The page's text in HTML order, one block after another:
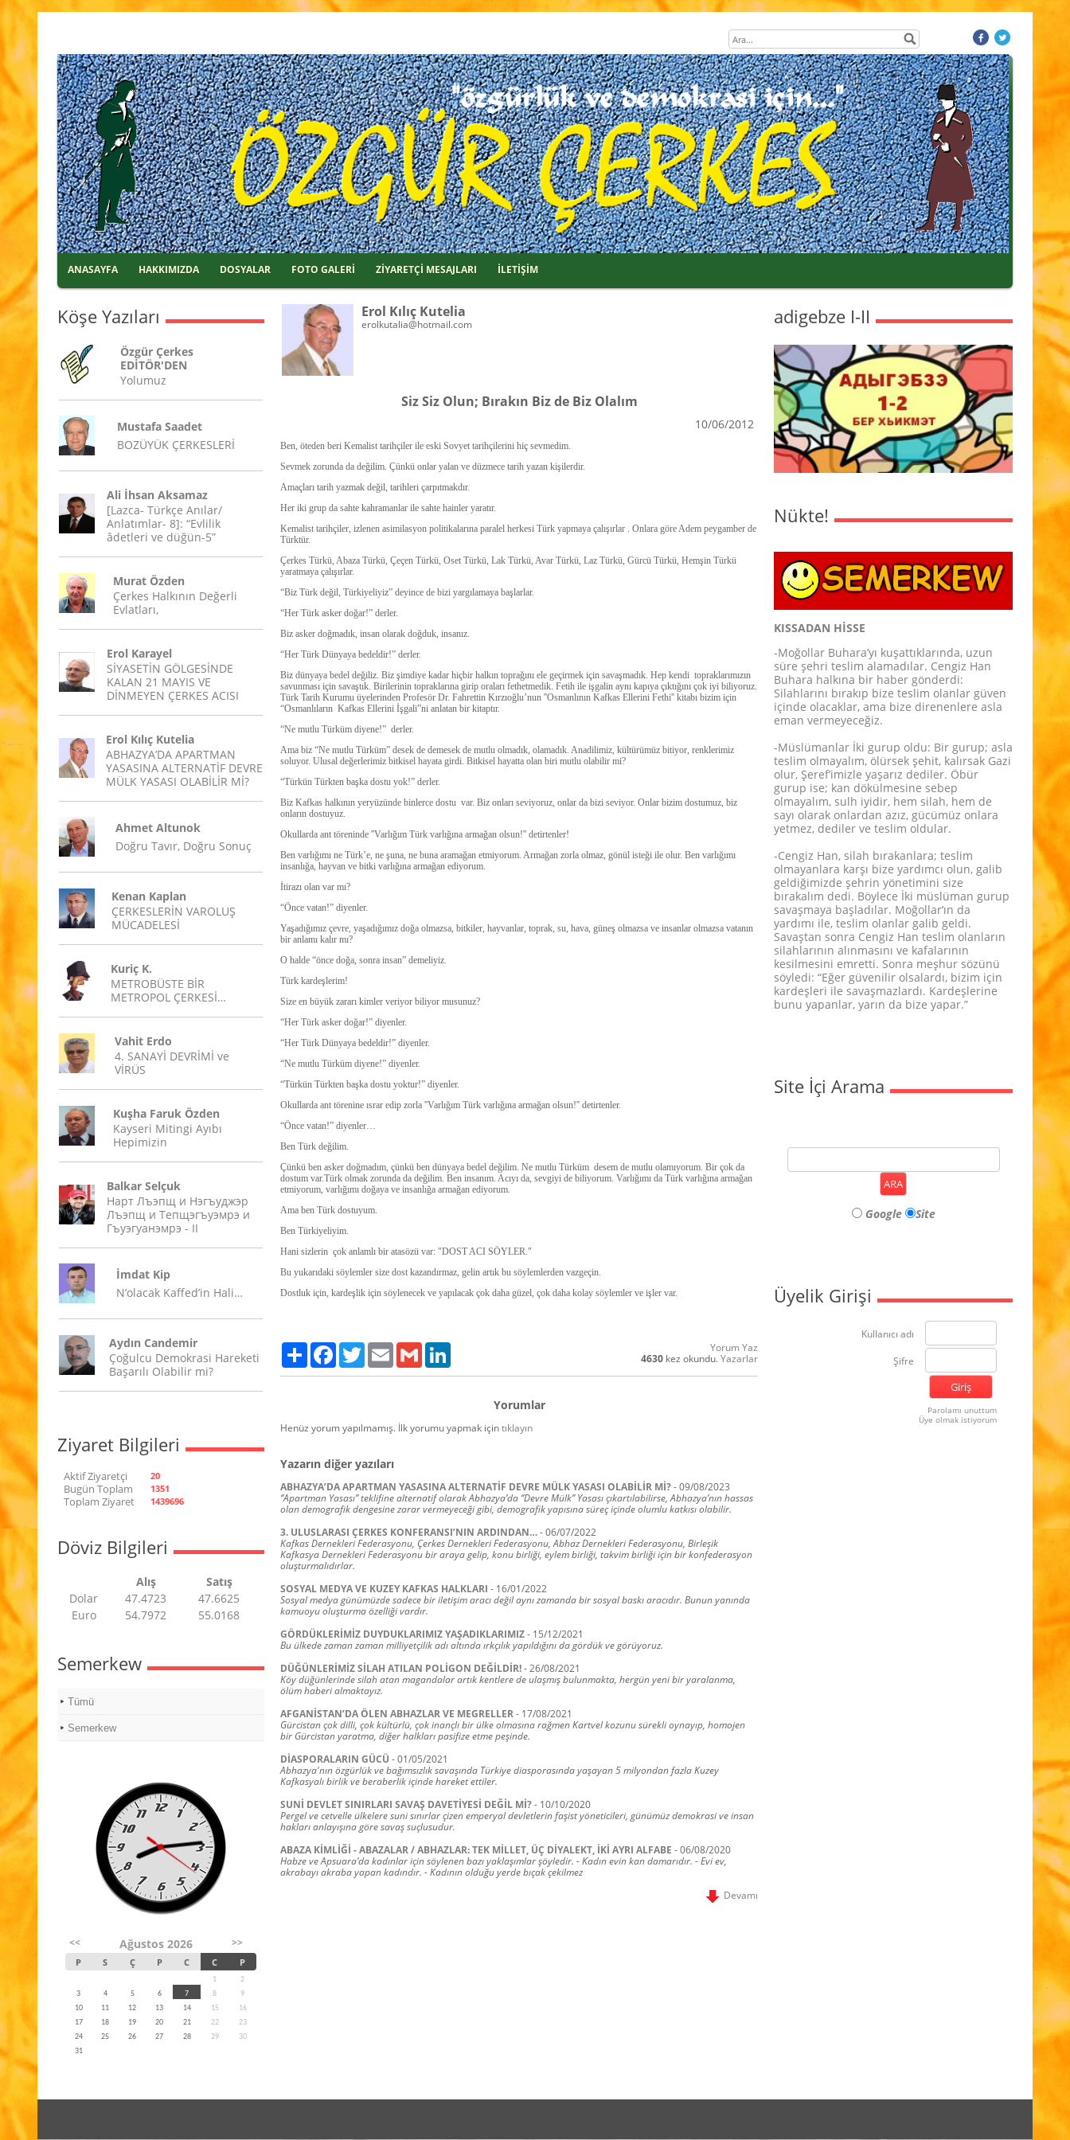
ANASAYFA HAKKIMIZDA DOSYALAR FOTO GALERİ ZİYARETÇİ MESAJLARI İLETİŞİM
Köşe Yazıları
Özgür Çerkes
EDİTÖR'DEN
Yolumuz
Mustafa Saadet
BOZÜYÜK ÇERKESLERİ
Ali İhsan Aksamaz
[Lazca- Türkçe Anılar/
Anlatımlar- 8]: “Evlilik
âdetleri ve düğün-5”
Murat Özden
Çerkes Halkının Değerli
Evlatları,
Erol Karayel
SİYASETİN GÖLGESİNDE
KALAN 21 MAYIS VE
DİNMEYEN ÇERKES ACISI
Erol Kılıç Kutelia
ABHAZYA’DA APARTMAN
YASASINA ALTERNATİF DEVRE
MÜLK YASASI OLABİLİR Mİ?
Ahmet Altunok
Doğru Tavır, Doğru Sonuç
Kenan Kaplan
ÇERKESLERİN VAROLUŞ
MÜCADELESİ
Kuriç K.
METROBÜSTE BİR
METROPOL ÇERKESİ…
Vahit Erdo
4. SANAYİ DEVRİMİ ve
VİRÜS
Kuşha Faruk Özden
Kayseri Mitingi Ayıbı
Hepimizin
Balkar Selçuk
Нарт Лъэпщ и Нэгъуджэр
Лъэпщ и Тепщэгъуэмрэ и
Гъуэгуанэмрэ - II
İmdat Kip
N’olacak Kaffed’in Hali…
Aydın Candemir
Çoğulcu Demokrasi Hareketi
Başarılı Olabilir mi?
Ziyaret Bilgileri
Aktif Ziyaretçi 20
Bugün Toplam 1351
Toplam Ziyaret 1439696
Döviz Bilgileri
Alış
Satış
Dolar
47.4723
47.6625
Euro
54.7972 55.0168
Semerkew
Tümü
Semerkew
<< Ağustos 2026 >>
P S Ç P C C P
1
2
3
4 5 6 7 8
9
10
11 12 13 14 15
16
17
18 19 20 21 22
23
24
25 26 27 28 29
30
31
Erol Kılıç Kutelia
erolkutalia@hotmail.com
Siz Siz Olun; Bırakın Biz de Biz Olalım
10/06/2012
Ben, öteden beri Kemalist tarihçiler ile eski Sovyet tarihçilerini hiç sevmedim.
Sevmek zorunda da değilim. Çünkü onlar yalan ve düzmece tarih yazan kişilerdir.
Amaçları tarih yazmak değil, tarihleri çarpıtmakdır.
Her iki grup da sahte kahramanlar ile sahte hainler yaratır.
Kemalist tarihçiler, izlenen asimilasyon politikalarına paralel herkesi Türk yapmaya çalışırlar . Onlara göre Adem peygamber de
Türktür.
Çerkes Türkü, Abaza Türkü, Çeçen Türkü, Oset Türkü, Lak Türkü, Avar Türkü, Laz Türkü, Gürcü Türkü, Hemşin Türkü
yaratmaya çalışırlar.
“Biz Türk değil, Türkiyeliyiz” deyince de bizi yargılamaya başlarlar.
“Her Türk asker doğar!” derler.
Biz asker doğmadık, insan olarak doğduk, insanız.
“Her Türk Dünyaya bedeldir!” derler.
Biz dünyaya bedel değiliz. Biz şimdiye kadar hiçbir halkın toprağını ele geçirmek için savaşmadık. Hep kendi topraklarımızın
savunması için savaştık. Birilerinin topraklarına girip oraları fethetmedik. Fetih ile işgalin aynı kapıya çıktığını çok iyi biliyoruz.
Türk Tarih Kurumu üyelerinden Profesör Dr. Fahrettin Kırzıoğlu’nun ''Osmanlının Kafkas Ellerini Fethi'' kitabı bizim için
“Osmanlıların Kafkas Ellerini İşgali”ni anlatan bir kitaptır.
“Ne mutlu Türküm diyene!” derler.
Ama biz “Ne mutlu Türküm” desek de demesek de mutlu olmadık, olamadık. Anadilimiz, kültürümüz bitiyor, renklerimiz
soluyor. Ulusal değerlerimiz bitkisel hayata girdi. Bitkisel hayatta olan biri mutlu olabilir mi?
“Türkün Türkten başka dostu yok!” derler.
Biz Kafkas halkının yeryüzünde binlerce dostu var. Biz onları seviyoruz, onlar da bizi seviyor. Onlar bizim dostumuz, biz
onların dostuyuz.
Okullarda ant töreninde ''Varlığım Türk varlığına armağan olsun!'' detirtenler!
Ben varlığımı ne Türk’e, ne şuna, ne buna aramağan etmiyorum. Armağan zorla olmaz, gönül isteği ile olur. Ben varlığımı
insanlığa, hayvan ve bitki varlığına armağan ediyorum.
İtirazı olan var mı?
“Önce vatan!” diyenler.
Yaşadığımız çevre, yaşadığımız doğa olmazsa, bitkiler, hayvanlar, toprak, su, hava, güneş olmazsa ve insanlar olmazsa vatanın
bir anlamı kalır mı?
O halde “önce doğa, sonra insan” demeliyiz.
Türk kardeşlerim!
Size en büyük zararı kimler veriyor biliyor musunuz?
“Her Türk asker doğar!” diyenler.
“Her Türk Dünyaya bedeldir!” diyenler.
“Ne mutlu Türküm diyene!” diyenler.
“Türkün Türkten başka dostu yoktur!” diyenler.
Okullarda ant törenine ısrar edip zorla ''Varlığım Türk varlığına armağan olsun!'' detirtenler.
“Önce vatan!” diyenler…
Ben Türk değilim.
Çünkü ben asker doğmadım, çünkü ben dünyaya bedel değilim. Ne mutlu Türküm desem de mutlu olamıyorum. Bir çok da
dostum var.Türk olmak zorunda da değilim. Ben insanım. Acıyı da, sevgiyi de biliyorum. Varlığımı da Türk varlığına armağan
etmiyorum, varlığımı doğaya ve insanlığa armağan ediyorum.
Ama ben Türk dostuyum.
Ben Türkiyeliyim.
Hani sizlerin çok anlamlı bir atasözü var: "DOST ACI SÖYLER."
Bu yukarıdaki söylemler size dost kazandırmaz, gelin artık bu söylemlerden vazgeçin.
Dostluk için, kardeşlik için söylenecek ve yapılacak çok daha güzel, çok daha kolay söylemler ve işler var.
Paylaş FacebookTwitter Email Gmail
Yorum Yaz
4630 kez okundu.Yazarlar
Yorumlar
Henüz yorum yapılmamış. İlk yorumu yapmak içintıklayın
Yazarın diğer yazıları
ABHAZYA’DA APARTMAN YASASINA ALTERNATİF DEVRE MÜLK YASASI OLABİLİR Mİ?-09/08/2023
‘’Apartman Yasası’’ teklifine alternatif olarak Abhazya’da ‘’Devre Mülk’’ Yasası çıkartılabilirse, Abhazya’nın hassas
olan demografik dengesine zarar vermeyeceği gibi, demografik yapısına süreç içinde olumlu katkısı olabilir.
3. ULUSLARASI ÇERKES KONFERANSI’NIN ARDINDAN…-06/07/2022
Kafkas Dernekleri Federasyonu, Çerkes Dernekleri Federasyonu, Abhaz Dernekleri Federasyonu, Birleşik
Kafkasya Dernekleri Federasyonu bir araya gelip, konu birliği, eylem birliği, takvim birliği için bir konfederasyon
oluşturmalıdırlar.
SOSYAL MEDYA VE KUZEY KAFKAS HALKLARI - 16/01/2022
Sosyal medya günümüzde sadece bir iletişim aracı değil aynı zamanda bir sosyal baskı aracıdır. Bunun yanında
kamuoyu oluşturma özelliği vardır.
GÖRDÜKLERİMİZ DUYDUKLARIMIZ YAŞADIKLARIMIZ- 15/12/2021
Bu ülkede zaman zaman milliyetçilik adı altında ırkçılık yapıldığını da gördük ve görüyoruz.
DÜĞÜNLERİMİZ SİLAH ATILAN POLİGON DEĞİLDİR!-26/08/2021
Köy düğünlerinde silah atan magandalar artık kentlere de ulaşmış bulunmakta, hergün yeni bir yaralanma,
ölüm haberi almaktayız.
AFGANİSTAN’DA ÖLEN ABHAZLAR VE MEGRELLER- 17/08/2021
Gürcistan çok dilli, çok kültürlü, çok inançlı bir ülke olmasına rağmen Kartvel kozunu sürekli oynayıp, homojen
bir Gürcistan yaratma, diğer halkları pasifize etme peşinde.
DİASPORALARIN GÜCÜ -01/05/2021
Abhazya'nın özgürlük ve bağımsızlık savaşında Türkiye diasporasında yaşayan 5 milyondan fazla Kuzey
Kafkasyalı birlik ve beraberlik içinde hareket ettiler.
SUNİ DEVLET SINIRLARI SAVAŞ DAVETİYESİ DEĞİL Mİ?- 10/10/2020
Pergel ve cetvelle ülkelere suni sınırlar çizen emperyal devletlerin faşist yöneticileri, günümüz demokrasi ve insan
hakları anlayışına göre savaş suçlusudur.
ABAZA KİMLİĞİ - ABAZALAR / ABHAZLAR: TEK MİLLET, ÜÇ DİYALEKT, İKİ AYRI ALFABE -06/08/2020
Habze ve Apsuara’da kadınlar için söylenen bazı yaklaşımlar şöyledir. - Kadın evin kan damarıdır. - Evi ev,
akrabayı akraba yapan kadındır. - Kadının olduğu yerde bıçak çekilmez
Devamı
adigebze I-II
Nükte!
KISSADAN HİSSE
-Moğollar Buhara’yı kuşattıklarında, uzun
süre şehri teslim alamadılar. Cengiz Han
Buhara halkına bir haber gönderdi:
Silahlarını bırakıp bize teslim olanlar güven
içinde olacaklar, ama bize direnenlere asla
eman vermeyeceğiz.
-Müslümanlar İki gurup oldu: Bir gurup; asla
teslim olmayalım, ölürsek şehit, kalırsak Gazi
olur, Şeref’imizle yaşarız dediler. Öbür
gurup ise; kan dökülmesine sebep
olmayalım, sulh iyidir, hem silah, hem de
sayı olarak onlardan azız, gücümüz onlara
yetmez, dediler ve teslim oldular.
-Cengiz Han, silah bırakanlara; teslim
olmayanlara karşı bize yardımcı olun, galib
geldiğimizde şehrin yönetimini size
bırakalım dedi. Böylece İki müslüman gurup
savaşmaya başladılar. Moğollar’ın da
yardımı ile, teslim olanlar galib geldi.
Savaştan sonra Cengiz Han teslim olanların
silahlarının alınmasını ve kafalarının
kesilmesini emretti. Sonra meşhur sözünü
söyledi: “Eğer güvenilir olsalardı, bizim için
kardeşleri ile savaşmazlardı. Kardeşlerine
bunu yapanlar, yarın da bize yapar.”
Site İçi Arama
Google Site
Üyelik Girişi
Kullanıcı adı
Şifre
Parolamı unuttum
Üye olmak istiyorum